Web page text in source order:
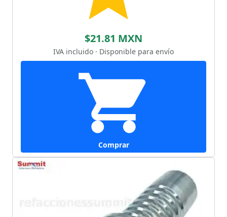
$21.81 MXN
IVA incluido · Disponible para envío
Comprar